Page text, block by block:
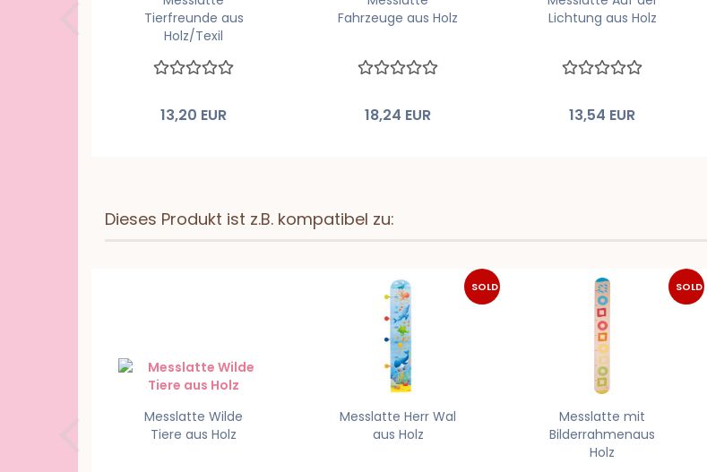
Tierfreunde aus
Holz/Texil
13,20 EUR
Fahrzeuge aus Holz
18,24 EUR
Lichtung aus Holz
13,54 EUR
Dieses Produkt ist z.B. kompatibel zu:
Messlatte Wilde
Tiere aus Holz
SOLD
Messlatte Herr Wal
aus Holz
SOLD
Messlatte mit
Bilderrahmenaus
Holz